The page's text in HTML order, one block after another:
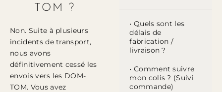
TOM ?
Non. Suite à plusieurs
incidents de transport,
nous avons
définitivement cessé les
envois vers les DOM-
TOM. Vous avez
• Quels sont les
délais de
fabrication /
livraison ?
• Comment suivre
mon colis ? (Suivi
commande)